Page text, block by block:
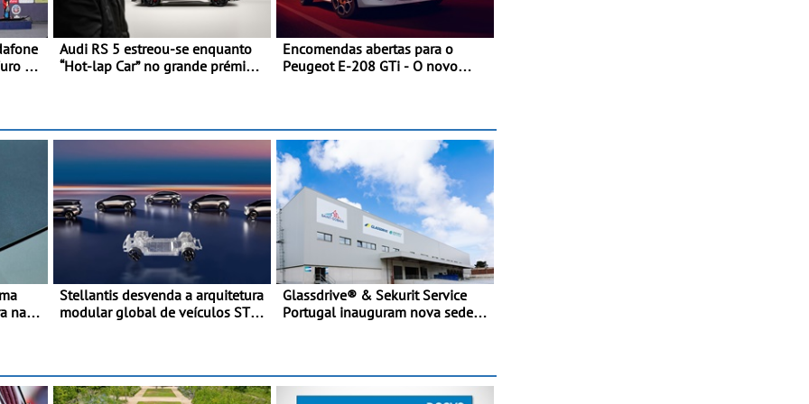
na
Audi RS 5 estreou-se enquanto
“Hot-lap Car” no grande prémio
Encomendas abertas para o
Peugeot E-208 GTi - O novo
na
Stellantis desvenda a arquitetura
modular global de veículos STLA
diferentes numa única
arquitetura escalável
Glassdrive® & Sekurit Service
Portugal inauguram nova sede
portefólio e melhoria dos prazos
reduzem tempo de imobilização